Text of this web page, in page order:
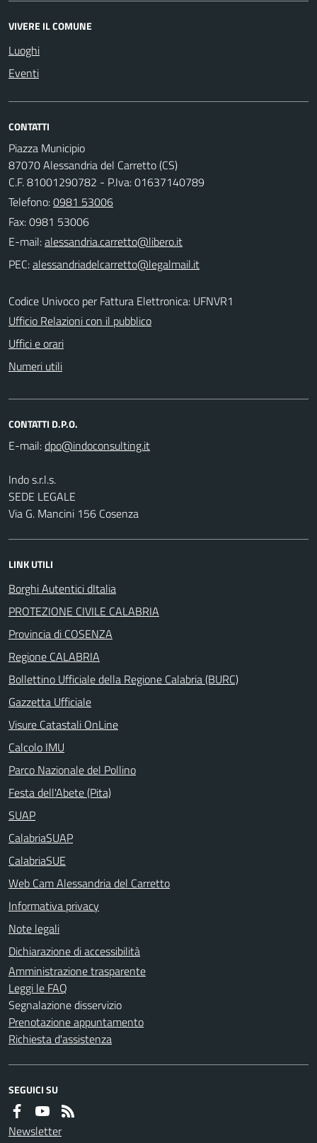
VIVERE IL COMUNE
Luoghi
Eventi
CONTATTI
Piazza Municipio
87070 Alessandria del Carretto (CS)
C.F. 81001290782 - P.Iva: 01637140789
Telefono:0981 53006
Fax: 0981 53006
E-mail:
PEC:
Codice Univoco per Fattura Elettronica: UFNVR1
Ufficio Relazioni con il pubblico
Uffici e orari
Numeri utili
CONTATTI D.P.O.
E-mail:
Indo s.r.l.s.
SEDE LEGALE
Via G. Mancini 156 Cosenza
LINK UTILI
Borghi Autentici dItalia
PROTEZIONE CIVILE CALABRIA
Provincia di COSENZA
Regione CALABRIA
Bollettino Ufficiale della Regione Calabria (BURC)
Gazzetta Ufficiale
Visure Catastali OnLine
Calcolo IMU
Parco Nazionale del Pollino
Festa dell'Abete (Pita)
SUAP
CalabriaSUAP
CalabriaSUE
Web Cam Alessandria del Carretto
Informativa privacy
Note legali
Dichiarazione di accessibilità
Amministrazione trasparente
Leggi le FAQ
Segnalazione disservizio
Prenotazione appuntamento
Richiesta d'assistenza
SEGUICI SU
Newsletter